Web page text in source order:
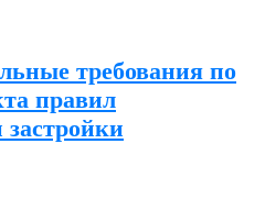
требования по
правил
застройки